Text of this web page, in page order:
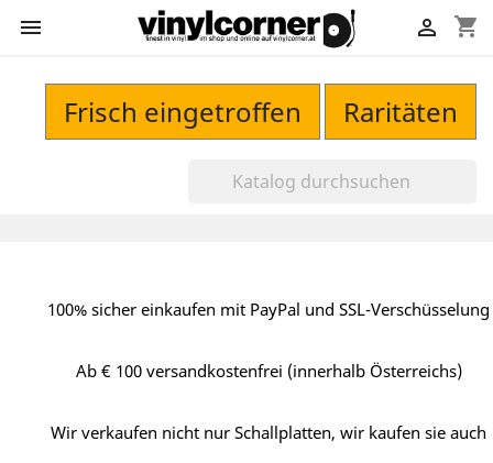
 shopping_cart

Frisch eingetroffen Raritäten
100% sicher einkaufen mit PayPal und SSL-Verschüsselung
Ab € 100 versandkostenfrei (innerhalb Österreichs)
Wir verkaufen nicht nur Schallplatten, wir kaufen sie auch